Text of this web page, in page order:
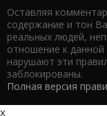
Оставляя
содержание и тон
реальных людей,
отношение к
нарушают эти
заблокированы.
Полная версия
x